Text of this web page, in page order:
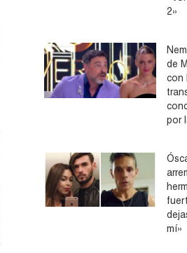
2»
de
con
por
mí»